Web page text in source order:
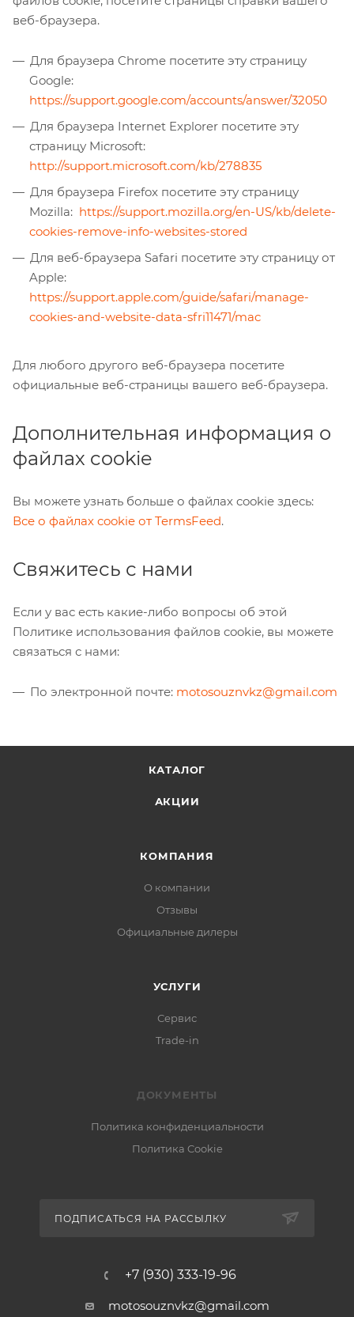
веб-браузера.
Для браузера Chrome посетите эту страницу
Google:
https://support.google.com/accounts/answer/32050
Для браузера Internet Explorer посетите эту
страницу Microsoft:
http://support.microsoft.com/kb/278835
Для браузера Firefox посетите эту страницу
Mozilla: https://support.mozilla.org/en-US/kb/delete-
cookies-remove-info-websites-stored
Для веб-браузера Safari посетите эту страницу от
Apple:
https://support.apple.com/guide/safari/manage-
cookies-and-website-data-sfri11471/mac
Для любого другого веб-браузера посетите
официальные веб-страницы вашего веб-браузера.
Дополнительная информация о
файлах cookie
Вы можете узнать больше о файлах cookie здесь:
Все о файлах cookie от TermsFeed.
Свяжитесь с нами
Если у вас есть какие-либо вопросы об этой
Политике использования файлов cookie, вы можете
связаться с нами:
По электронной почте: motosouznvkz@gmail.com
КАТАЛОГ
АКЦИИ
КОМПАНИЯ
О компании
Отзывы
Официальные дилеры
УСЛУГИ
Сервис
Trade-in
ДОКУМЕНТЫ
Политика конфиденциальности
Политика Cookie
ПОДПИСАТЬСЯ НА РАССЫЛКУ
+7 (930) 333-19-96
motosouznvkz@gmail.com